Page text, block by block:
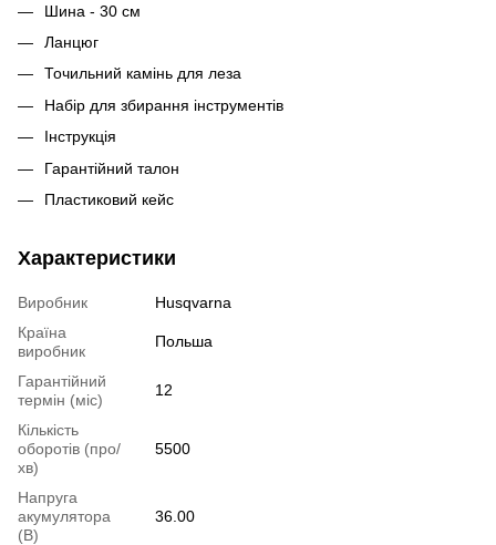
Шина - 30 см
Ланцюг
Точильний камінь для леза
Набір для збирання інструментів
Інструкція
Гарантійний талон
Пластиковий кейс
Характеристики
Виробник
Husqvarna
Країна
виробник
Польша
Гарантійний
термін (міс)
12
Кількість
оборотів (про/
хв)
5500
Напруга
акумулятора
(В)
36.00